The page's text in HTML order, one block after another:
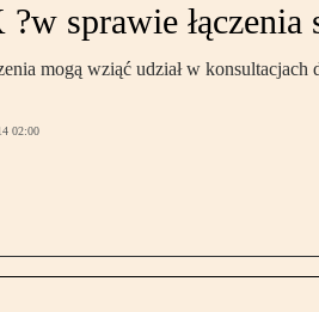
sprawie
mogą wziąć udział w
02:00